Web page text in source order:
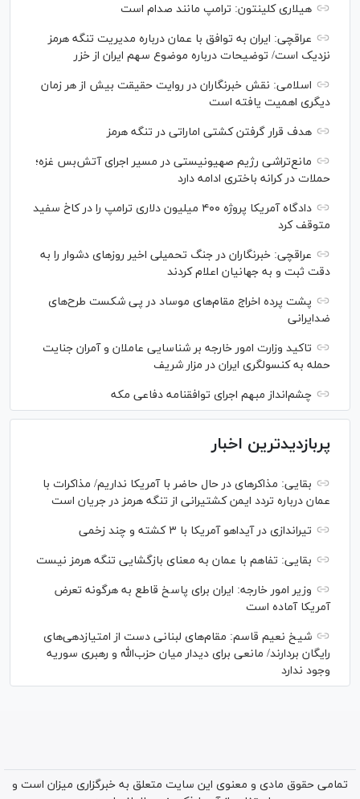
هیلاری کلینتون: ترامپ مانند صدام است
عراقچی: ایران به توافق با عمان درباره مدیریت تنگه هرمز
نزدیک است/ توضیحات درباره موضوع سهم ایران از خزر
اسلامی: نقش خبرنگاران در روایت حقیقت بیش از هر زمان
دیگری اهمیت یافته است
هدف قرار گرفتن کشتی اماراتی در تنگه هرمز
مانع‌تراشی رژیم صهیونیستی در مسیر اجرای آتش‌بس غزه؛
حملات در کرانه باختری ادامه دارد
دادگاه آمریکا پروژه ۴۰۰ میلیون دلاری ترامپ را در کاخ سفید
متوقف کرد
عراقچی: خبرنگاران در جنگ تحمیلی اخیر روز‌های دشوار را به
دقت ثبت و به جهانیان اعلام کردند
پشت پرده اخراج مقام‌های موساد در پی شکست طرح‌های
ضدایرانی
تاکید وزارت امور خارجه بر شناسایی عاملان و آمران جنایت
حمله به کنسولگری ایران در مزار شریف
چشم‌انداز مبهم اجرای توافقنامه دفاعی مکه
پربازدیدترین اخبار
بقایی: مذاکره‎ای در حال حاضر با آمریکا نداریم/ مذاکرات با
عمان درباره تردد ایمن کشتیرانی از تنگه هرمز در جریان است
تیراندازی در آیداهو آمریکا با ۳ کشته و چند زخمی
بقایی: تفاهم با عمان به معنای بازگشایی تنگه هرمز نیست
وزیر امور خارجه: ایران برای پاسخ قاطع به هرگونه تعرض
آمریکا آماده است
شیخ نعیم قاسم: مقام‌های لبنانی دست از امتیازدهی‌های
رایگان بردارند/ مانعی برای دیدار میان حزب‌الله و رهبری سوریه
وجود ندارد
تمامی حقوق مادی و معنوی این سایت متعلق به خبرگزاری میزان است و